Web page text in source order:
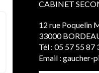
CABINET
12 rue Poquelin
33000
Tél : 05 57 55 87
Email : gaucher-